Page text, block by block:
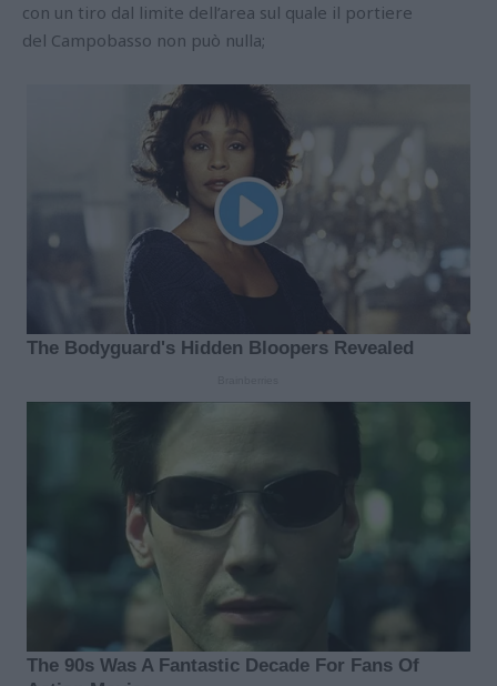
con un tiro dal limite dell’area sul quale il portiere
del Campobasso non può nulla;